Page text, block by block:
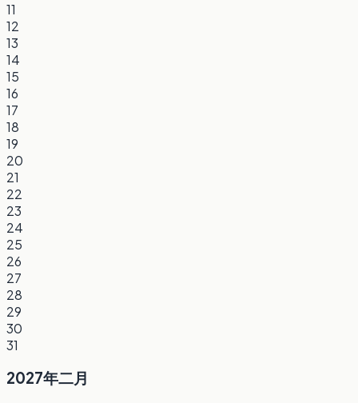
11
12
13
14
15
16
17
18
19
20
21
22
23
24
25
26
27
28
29
30
31
2027年二月